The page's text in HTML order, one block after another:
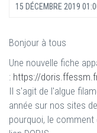
15 DÉCEMBRE 2019
Bonjour à tous
Une nouvelle fiche
: https://
Il s'agit de l'algue
année sur nos sites
pourquoi, le